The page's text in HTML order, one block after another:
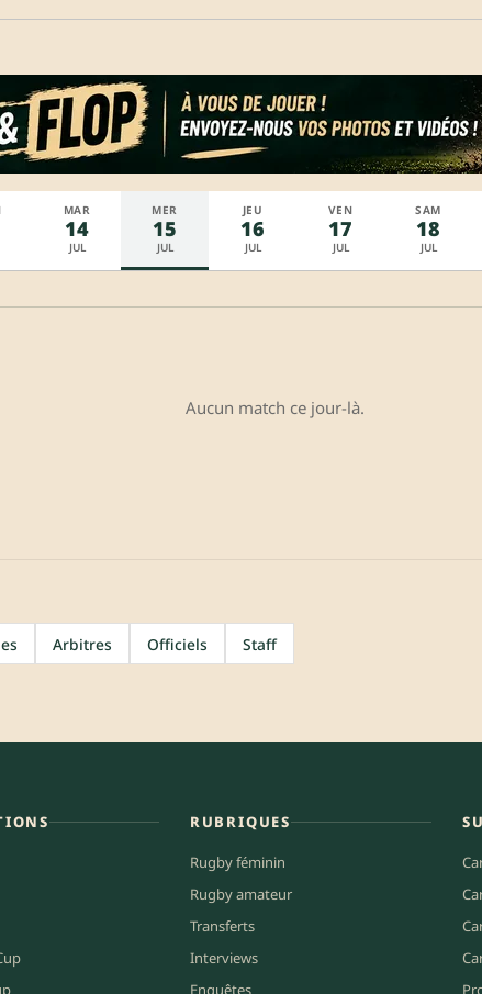
MAR
14
JUL
MER
15
JUL
JEU
16
JUL
VEN
17
JUL
SAM
18
JUL
Aucun match ce jour-là.
Arbitres Officiels Staff
RUBRIQUES
Rugby féminin
Rugby amateur
Transferts
Interviews
Enquêtes